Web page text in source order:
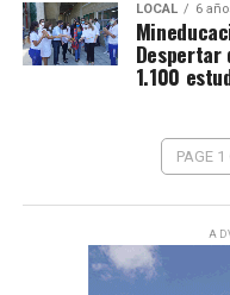
LOCAL 6
Despertar
1.100
PAGE 1